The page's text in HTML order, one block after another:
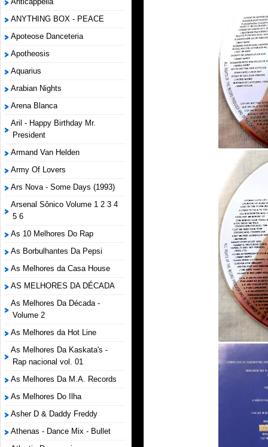
ANYTHING BOX - PEACE
Apoteose Danceteria
Apotheosis
Aquarius
Arabian Nights
Arena Blanca
Aril - Happy Birthday Mr.
President
Armand Van Helden
Army Of Lovers
Ars Nova - Some Days (1993)
Arsenal Sônico Volume 1 2 3 4
5 6
As 10 Melhores Do Rap
As Borbulhantes Da Pepsi
As Melhores da Casa House
AS MELHORES DA DÉCADA
As Melhores Da Década -
Volume 2
As Melhores da Hot Line
As Melhores Da Kaskata's -
Rap nacional vol. 01
As Melhores Da M.A. Records
As Melhores Do Ilha
Asher D & Daddy Freddy
Athenas - Dance Mix - Bullet